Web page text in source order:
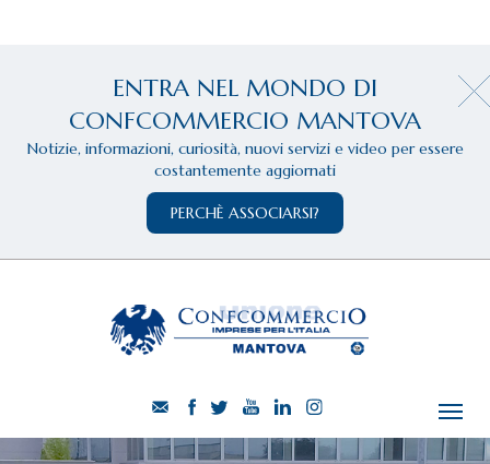
ENTRA NEL MONDO DI
CONFCOMMERCIO MANTOVA
Notizie, informazioni, curiosità, nuovi servizi e video per essere
costantemente aggiornati
PERCHÈ ASSOCIARSI?